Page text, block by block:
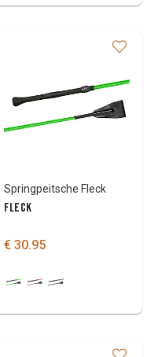
Springpeitsche Fleck
FLECK
€ 30.95